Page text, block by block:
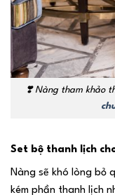
❣️Nàng tham khảo
Set bộ thanh lịch
Nàng sẽ khó lòng bỏ
kém phần thanh lịch